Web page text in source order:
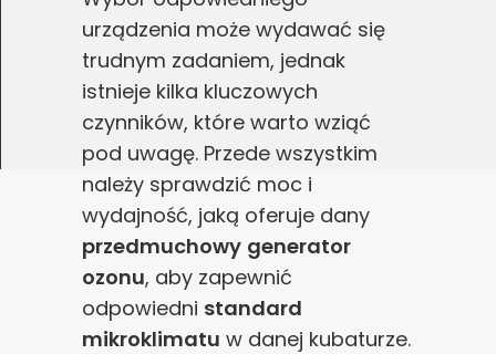
urządzenia może wydawać się
trudnym zadaniem, jednak
istnieje kilka kluczowych
czynników, które warto wziąć
pod uwagę. Przede wszystkim
należy sprawdzić moc i
wydajność, jaką oferuje dany
przedmuchowy generator
ozonu, aby zapewnić
odpowiedni standard
mikroklimatu w danej kubaturze.